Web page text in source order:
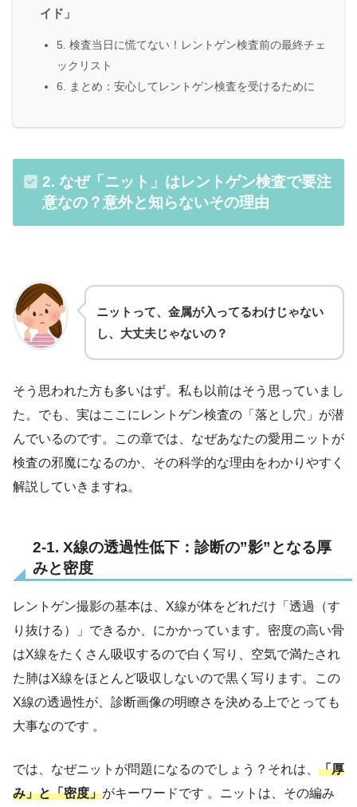
イド」
5. 検査当日に慌てない！レントゲン検査前の最終チェ
ックリスト
6. まとめ：安心してレントゲン検査を受けるために
2. なぜ「ニット」はレントゲン検査で要注
意なの？意外と知らないその理由
ニットって、金属が入ってるわけじゃない
し、大丈夫じゃないの？
そう思われた方も多いはず。私も以前はそう思っていまし
た。でも、実はここにレントゲン検査の「落とし穴」が潜
んでいるのです。この章では、なぜあなたの愛用ニットが
検査の邪魔になるのか、その科学的な理由をわかりやすく
解説していきますね。
2-1. X線の透過性低下：診断の”影”となる厚
みと密度
レントゲン撮影の基本は、X線が体をどれだけ「透過（す
り抜ける）」できるか、にかかっています。密度の高い骨
はX線をたくさん吸収するので白く写り、空気で満たされ
た肺はX線をほとんど吸収しないので黒く写ります。この
X線の透過性が、診断画像の明瞭さを決める上でとっても
大事なのです 。
では、なぜニットが問題になるのでしょう？それは、 「厚
み」と「密度」がキーワードです 。ニットは、その編み